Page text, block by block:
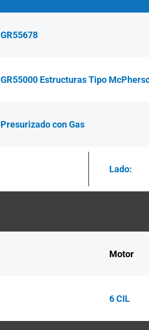
GR55678
GR55000 Estructuras Tipo
Presurizado con Gas
Lado:
Motor
6 CIL